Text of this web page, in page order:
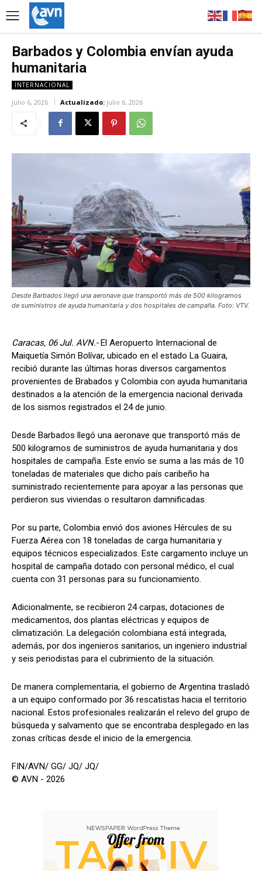
Barbados y Colombia envían ayuda
humanitaria
INTERNACIONAL
julio 6, 2026 Actualizado: julio 6, 2026
Desde Barbados llegó una aeronave que transportó más de 500 kilogramos
de suministros de ayuda humanitaria y dos hospitales de campaña. Foto: VTV.
Caracas, 06 Jul. AVN.- El Aeropuerto Internacional de
Maiquetía Simón Bolívar, ubicado en el estado La Guaira,
recibió durante las últimas horas diversos cargamentos
provenientes de Brabados y Colombia con ayuda humanitaria
destinados a la atención de la emergencia nacional derivada
de los sismos registrados el 24 de junio.
Desde Barbados llegó una aeronave que transportó más de
500 kilogramos de suministros de ayuda humanitaria y dos
hospitales de campaña. Este envío se suma a las más de 10
toneladas de materiales que dicho país caribeño ha
suministrado recientemente para apoyar a las personas que
perdieron sus viviendas o resultaron damnificadas.
Por su parte, Colombia envió dos aviones Hércules de su
Fuerza Aérea con 18 toneladas de carga humanitaria y
equipos técnicos especializados. Este cargamento incluye un
hospital de campaña dotado con personal médico, el cual
cuenta con 31 personas para su funcionamiento.
Adicionalmente, se recibieron 24 carpas, dotaciones de
medicamentos, dos plantas eléctricas y equipos de
climatización. La delegación colombiana está integrada,
además, por dos ingenieros sanitarios, un ingeniero industrial
y seis periodistas para el cubrimiento de la situación.
De manera complementaria, el gobierno de Argentina trasladó
a un equipo conformado por 36 rescatistas hacia el territorio
nacional. Estos profesionales realizarán el relevo del grupo de
búsqueda y salvamento que se encontraba desplegado en las
zonas críticas desde el inicio de la emergencia.
FIN/AVN/ GG/ JQ/ JQ/
© AVN - 2026